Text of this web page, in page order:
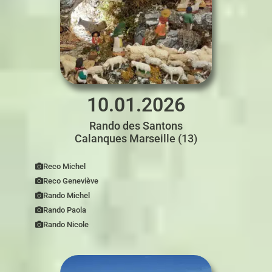
10.01.2026
Rando des Santons
Calanques Marseille (13)
Reco Michel
Reco Geneviève
Rando Michel
Rando Paola
Rando Nicole